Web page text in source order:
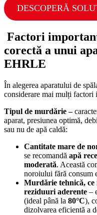
DESCOPERĂ
Factori
corectă a unui
EHRLE
În alegerea aparatului de
considerare mai mulți factori
Tipul de murdărie –
aparat, presiunea optimă,
sau nu de apă caldă:
Cantitate mare de
se recomandă apă rece
moderată. Această
noroiului fără consum
Murdărie tehnică, ce
reziduuri aderente –
(ideal până la 80°C),
dizolvarea eficientă a